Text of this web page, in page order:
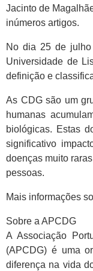
Jacinto de
inúmeros artigos.
No dia 25 de
Universidade de
definição e
As CDG são um
humanas
biológicas. Estas
significativo
doenças muito
pessoas.
Mais informações
Sobre a APCDG
A Associação
(APCDG) é uma
diferença na vida